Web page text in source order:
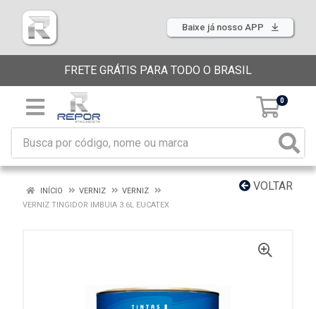
Baixe já nosso APP
FRETE GRÁTIS PARA TODO O BRASIL
0
VOLTAR
INÍCIO VERNIZ
VERNIZ
VERNIZ TINGIDOR IMBUIA 3.6L EUCATEX